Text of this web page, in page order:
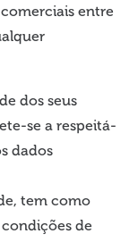
entre
dos seus
se a respeitá-
dados
tem como
de